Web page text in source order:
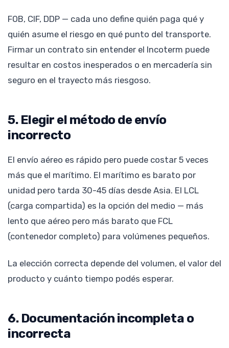
FOB, CIF, DDP — cada uno define quién paga qué y
quién asume el riesgo en qué punto del transporte.
Firmar un contrato sin entender el Incoterm puede
resultar en costos inesperados o en mercadería sin
seguro en el trayecto más riesgoso.
5. Elegir el método de envío
incorrecto
El envío aéreo es rápido pero puede costar 5 veces
más que el marítimo. El marítimo es barato por
unidad pero tarda 30-45 días desde Asia. El LCL
(carga compartida) es la opción del medio — más
lento que aéreo pero más barato que FCL
(contenedor completo) para volúmenes pequeños.
La elección correcta depende del volumen, el valor del
producto y cuánto tiempo podés esperar.
6. Documentación incompleta o
incorrecta